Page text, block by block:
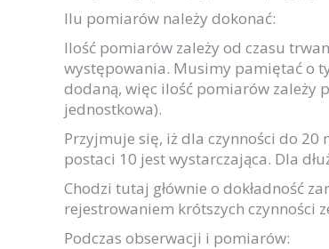
Ilu pomiarów należy dokonać:
Ilość pomiarów zależy od czasu
występowania. Musimy pamiętać o
dodaną, więc ilość pomiarów zależy
jednostkowa).
Przyjmuje się, iż dla czynności do
postaci 10 jest wystarczająca. Dla
Chodzi tutaj głównie o dokładność
rejestrowaniem krótszych czynności
Podczas obserwacji i pomiarów: